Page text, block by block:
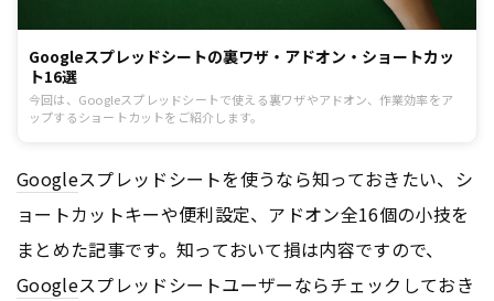
Googleスプレッドシートの裏ワザ・アドオン・ショートカッ
ト16選
今回は、Googleスプレッドシートで使える裏ワザやアドオン、作業効率をア
ップするショートカットをご紹介します。
Googleスプレッドシートを使うなら知っておきたい、シ
ョートカットキーや便利設定、アドオン全16個の小技を
まとめた記事です。知っておいて損は内容ですので、
Googleスプレッドシートユーザーならチェックしておき